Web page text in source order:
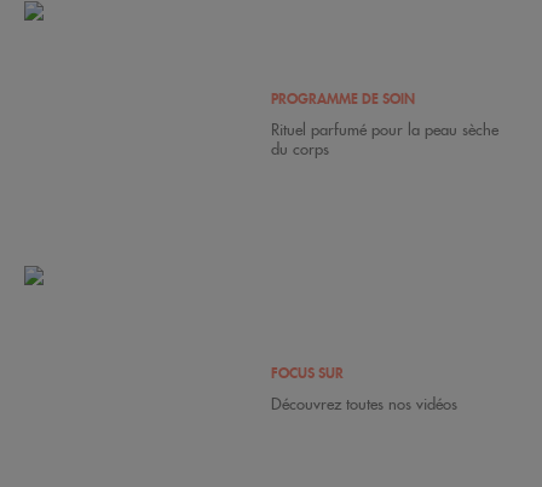
PROGRAMME DE SOIN
Rituel parfumé pour la peau sèche
du corps
FOCUS SUR
Découvrez toutes nos vidéos